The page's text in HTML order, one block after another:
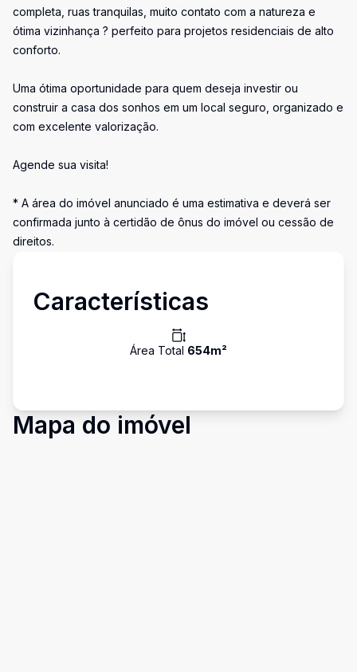
completa, ruas tranquilas, muito contato com a natureza e
ótima vizinhança ? perfeito para projetos residenciais de alto
conforto.
Uma ótima oportunidade para quem deseja investir ou
construir a casa dos sonhos em um local seguro, organizado e
com excelente valorização.
Agende sua visita!
* A área do imóvel anunciado é uma estimativa e deverá ser
confirmada junto à certidão de ônus do imóvel ou cessão de
direitos.
Características
Área Total 654m²
Mapa do imóvel